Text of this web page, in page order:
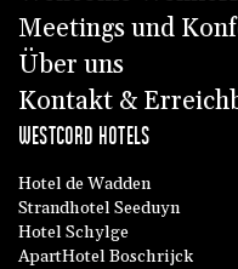
Meetings und
Über uns
Kontakt &
WESTCORD HOTELS
Hotel de Wadden
Strandhotel Seeduyn
Hotel Schylge
ApartHotel Boschrijck